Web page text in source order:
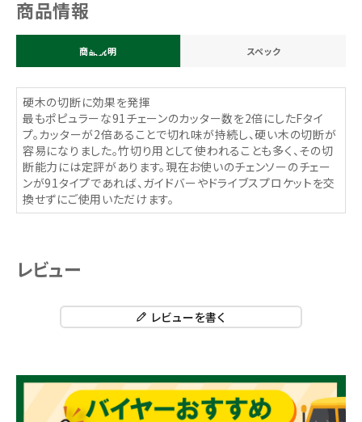
商品情報
商品説明 スペック
硬木の切断に効果を発揮
最もポピュラーな91チェーンのカッター数を2倍にしたFタイ
プ。カッターが2倍あることで切れ味が持続し、硬い木の切断が
容易になりました。竹切り用として使われることも多く、その切
断能力には定評があります。現在お使いのチェンソーのチェー
ンが91タイプであれば、ガイドバーやドライブスプロケットを交
換せずにご使用いただけます。
レビュー
レビューを書く